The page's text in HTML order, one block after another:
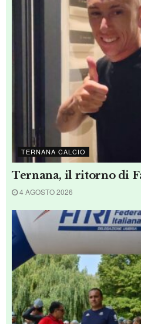
SPORT